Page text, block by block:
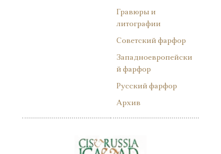
Гравюры и
литографии
Советский фарфор
Западноевропейски
й фарфор
Русский фарфор
Архив